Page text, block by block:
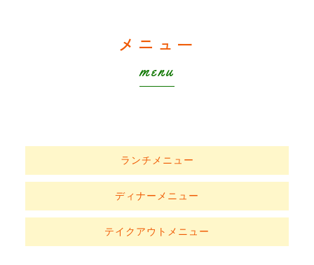
メニュー
menu
ランチメニュー
ディナーメニュー
テイクアウトメニュー